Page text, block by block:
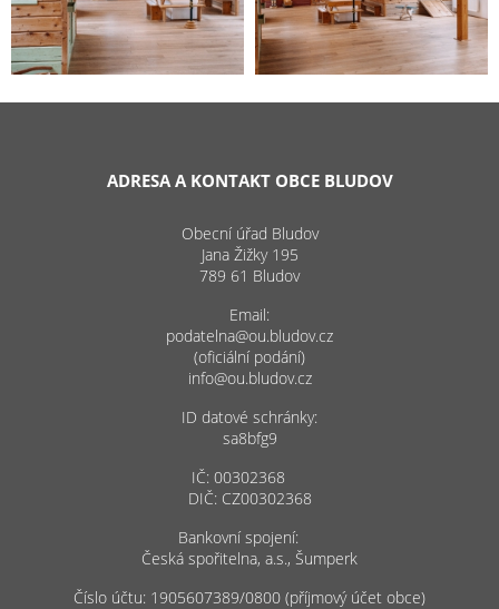
ADRESA A KONTAKT OBCE BLUDOV
Obecní úřad Bludov
Jana Žižky 195
789 61 Bludov
Email:
podatelna@ou.bludov.cz
(oficiální podání)
info@ou.bludov.cz
ID datové schránky:
sa8bfg9
IČ: 00302368
DIČ: CZ00302368
Bankovní spojení:
Česká spořitelna, a.s., Šumperk
Číslo účtu: 1905607389/0800 (příjmový účet obce)